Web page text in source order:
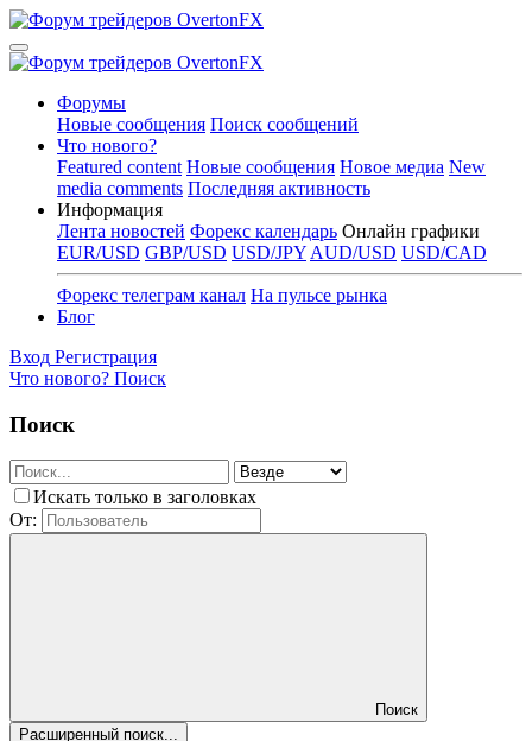
Форумы
Новые сообщения Поиск сообщений
Что нового?
Featured content Новые сообщения Новое медиа New
media comments Последняя активность
Информация
Лента новостей Форекс календарь Онлайн графики
EUR/USD GBP/USD USD/JPY AUD/USD USD/CAD
Форекс телеграм канал На пульсе рынка
Блог
Вход Регистрация
Что нового? Поиск
Поиск
Искать только в заголовках
От:
Поиск
Расширенный поиск...